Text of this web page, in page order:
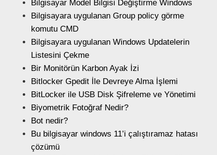
Bilgisayar Model Bilgisi Değiştirme Windows
Bilgisayara uygulanan Group policy görme
komutu CMD
Bilgisayara uygulanan Windows Updatelerin
Listesini Çekme
Bir Monitörün Karbon Ayak İzi
Bitlocker Gpedit İle Devreye Alma İşlemi
BitLocker ile USB Disk Şifreleme ve Yönetimi
Biyometrik Fotoğraf Nedir?
Bot nedir?
Bu bilgisayar windows 11’i çalıştıramaz hatası
çözümü